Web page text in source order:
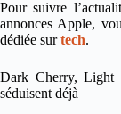
Pour suivre
annonces Apple,
dédiée surtech.
Dark Cherry, Light
séduisent déjà